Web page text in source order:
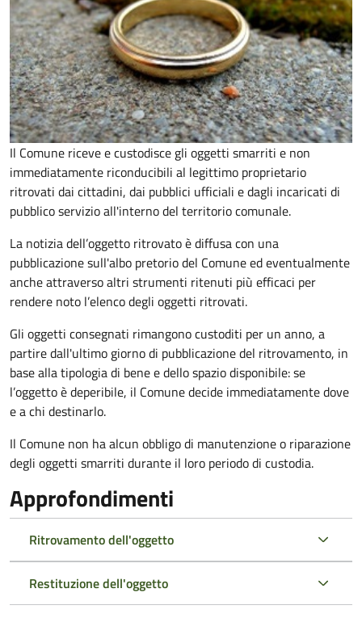
Il Comune riceve e custodisce gli oggetti smarriti e non
immediatamente riconducibili al legittimo proprietario
ritrovati dai cittadini, dai pubblici ufficiali e dagli incaricati di
pubblico servizio all'interno del territorio comunale.
La notizia dell’oggetto ritrovato è diffusa con una
pubblicazione sull'albo pretorio del Comune ed eventualmente
anche attraverso altri strumenti ritenuti più efficaci per
rendere noto l’elenco degli oggetti ritrovati.
Gli oggetti consegnati rimangono custoditi per un anno, a
partire dall'ultimo giorno di pubblicazione del ritrovamento, in
base alla tipologia di bene e dello spazio disponibile: se
l’oggetto è deperibile, il Comune decide immediatamente dove
e a chi destinarlo.
Il Comune non ha alcun obbligo di manutenzione o riparazione
degli oggetti smarriti durante il loro periodo di custodia.
Approfondimenti
Ritrovamento dell'oggetto
Restituzione dell'oggetto